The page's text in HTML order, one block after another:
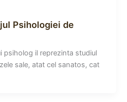
Psihologiei de
psiholog il reprezinta studiul
sale, atat cel sanatos, cat